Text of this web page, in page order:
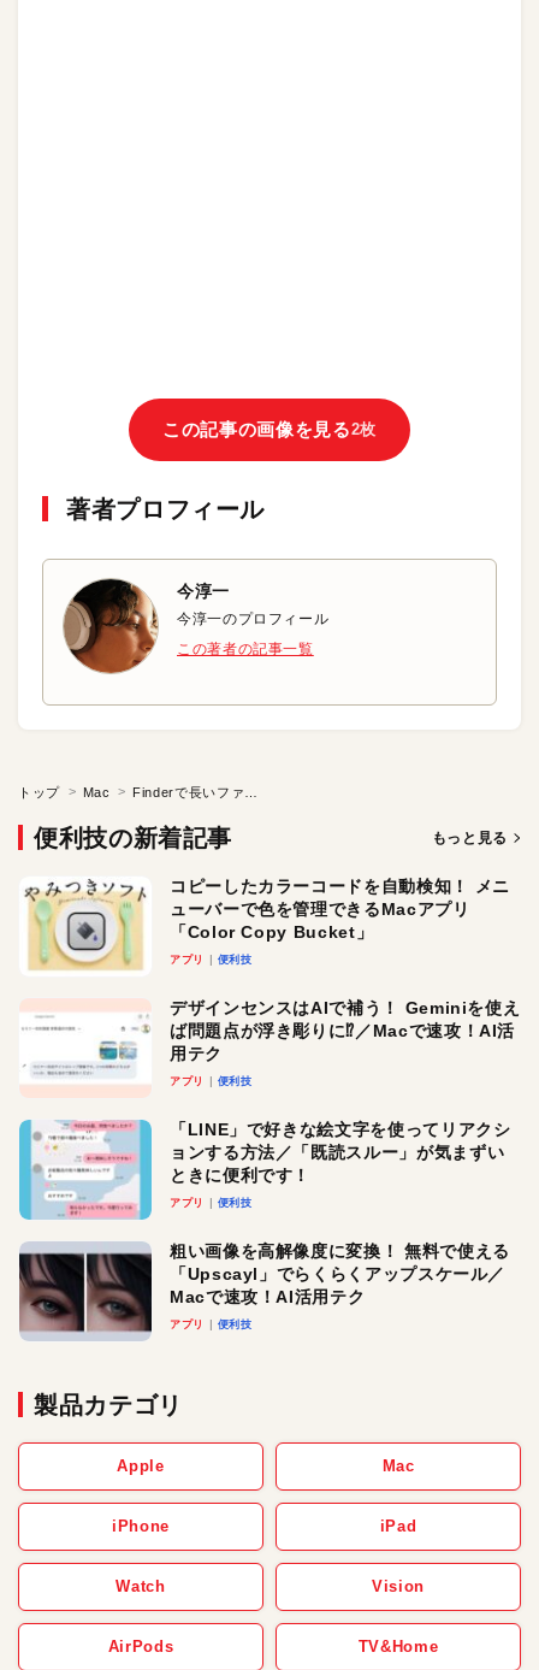
この記事の画像を見る2枚
著者プロフィール
今淳一
今淳一のプロフィール
この著者の記事一覧
トップ Mac
便利技の新着記事 もっと見る
コピーしたカラーコードを自動検知！ メニ
ューバーで色を管理できるMacアプリ
「Color Copy Bucket」
アプリ 便利技
デザインセンスはAIで補う！ Geminiを使え
ば問題点が浮き彫りに⁉︎／Macで速攻！AI活
用テク
アプリ 便利技
「LINE」で好きな絵文字を使ってリアクシ
ョンする方法／「既読スルー」が気まずい
ときに便利です！
アプリ 便利技
粗い画像を高解像度に変換！ 無料で使える
「Upscayl」でらくらくアップスケール／
Macで速攻！AI活用テク
アプリ 便利技
製品カテゴリ
Apple Mac
iPhone iPad
Watch Vision
AirPods TV&Home